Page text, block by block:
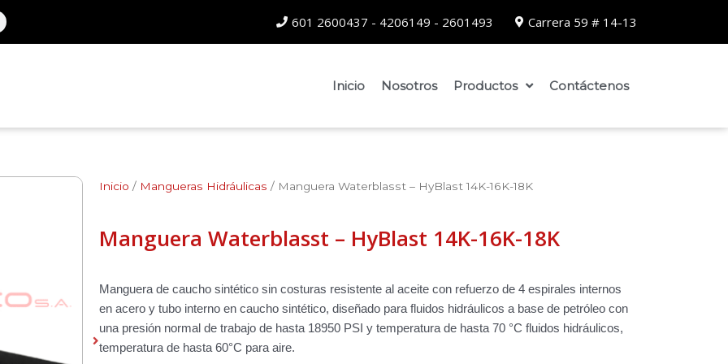
601 2600437 - 4206149 - 2601493 Carrera 59 # 14-13
Inicio Nosotros Productos Contáctenos
Inicio / Mangueras Hidráulicas / Manguera Waterblasst – HyBlast 14K-16K-18K
Manguera Waterblasst – HyBlast 14K-16K-18K
Manguera de caucho sintético sin costuras resistente al aceite con refuerzo de 4 espirales internos
en acero y tubo interno en caucho sintético, diseñado para fluidos hidráulicos a base de petróleo con
una presión normal de trabajo de hasta 18950 PSI y temperatura de hasta 70 °C fluidos hidráulicos,
temperatura de hasta 60°C para aire.